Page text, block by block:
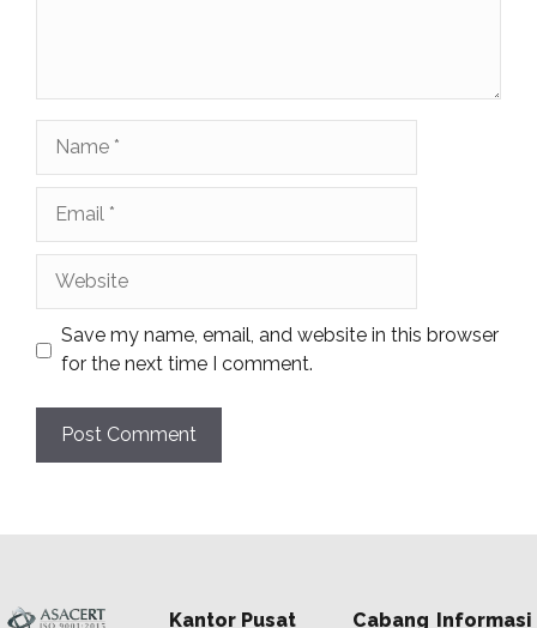
Save my name, email, and website in this browser
for the next time I comment.
Kantor Pusat Cabang Informasi